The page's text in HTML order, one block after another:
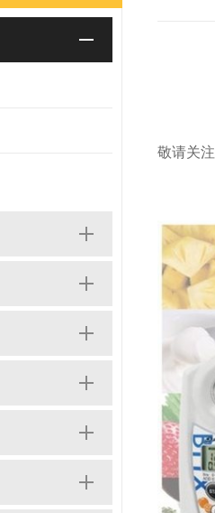
敬请关